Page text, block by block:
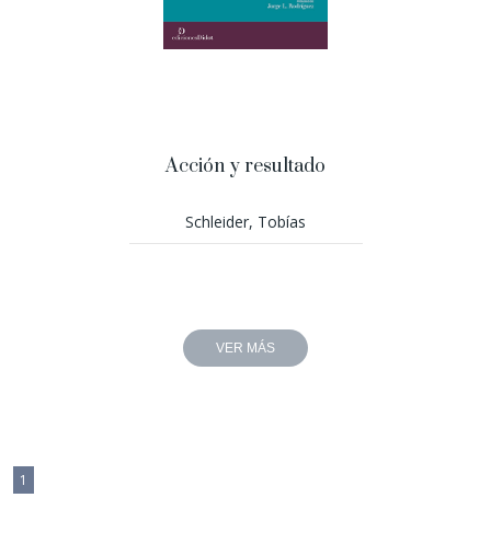
Acción y resultado
Schleider, Tobías
VER MÁS
1